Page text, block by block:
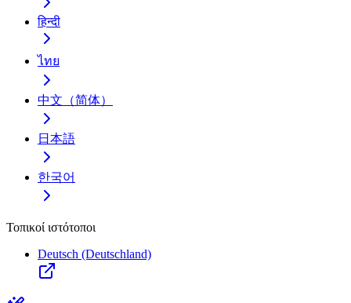
हिन्दी
ไทย
中文（简体）
日本語
한국어
Τοπικοί ιστότοποι
Deutsch (Deutschland)